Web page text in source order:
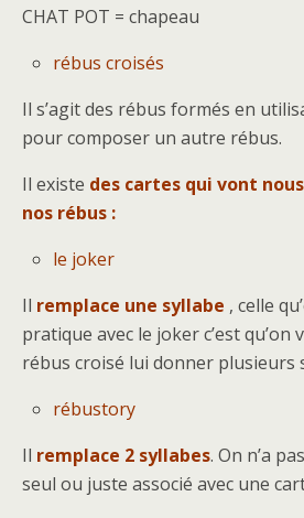
CHAT POT = chapeau
rébus croisés
Il s’agit des rébus formés en
pour composer un autre rébus.
Il existe des cartes qui vont
nos rébus :
le joker
Il remplace une syllabe , celle
pratique avec le joker c’est qu’on
rébus croisé lui donner plusieurs
rébustory
Il remplace 2 syllabes. On n’a
seul ou juste associé avec une